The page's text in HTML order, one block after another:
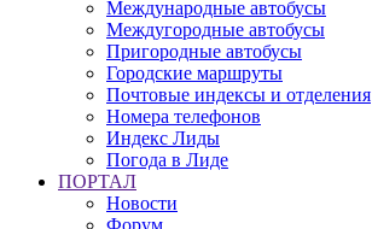
Международные автобусы
Междугородные автобусы
Пригородные автобусы
Городские маршруты
Почтовые индексы и отделения
Номера телефонов
Индекс Лиды
Погода в Лиде
ПОРТАЛ
Новости
Форум